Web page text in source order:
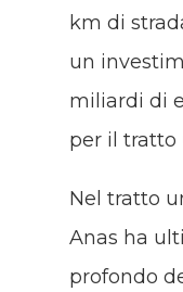
km di
un
miliardi di
per il tratto
Nel tratto
Anas ha
profondo